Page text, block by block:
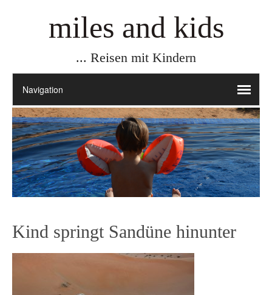
miles and kids
... Reisen mit Kindern
Kind springt Sandüne hinunter